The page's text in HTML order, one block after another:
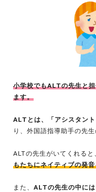
小学校でもALTの先生と
ます。
ALTとは、「アシスタン
り、外国語指導助手の先生
ALTの先生がいてくれると
もたちにネイティブの発
また、 ALTの先生の中に